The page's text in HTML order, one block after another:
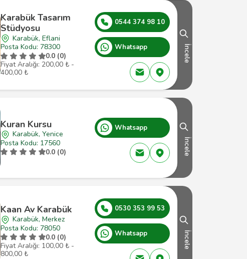
Karabük Tasarım
Stüdyosu
Karabük, Eflani
Posta Kodu: 78300
0.0 (0)
Fiyat Aralığı: 200,00 ₺ -
400,00 ₺
0544 374 98 10
Whatsapp İncele
Kuran Kursu
Karabük, Yenice
Posta Kodu: 17560
0.0 (0)
Whatsapp
İncele
Kaan Av Karabük
Karabük, Merkez
Posta Kodu: 78050
0.0 (0)
Fiyat Aralığı: 100,00 ₺ -
800,00 ₺
0530 353 99 53
Whatsapp İncele